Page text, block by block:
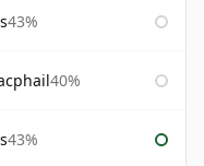
43%
40%
43%